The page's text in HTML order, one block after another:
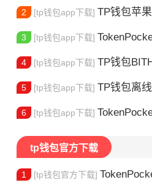
2 [tp钱包app下载] TP钱包苹果
3 [tp钱包app下载] TokenPocket私
4 [tp钱包app下载] TP钱包BITHD
5 [tp钱包app下载] TP钱包离
6 [tp钱包app下载] TokenPocket登录账
tp钱包官方下载
1 [tp钱包官方下载] TokenPocket